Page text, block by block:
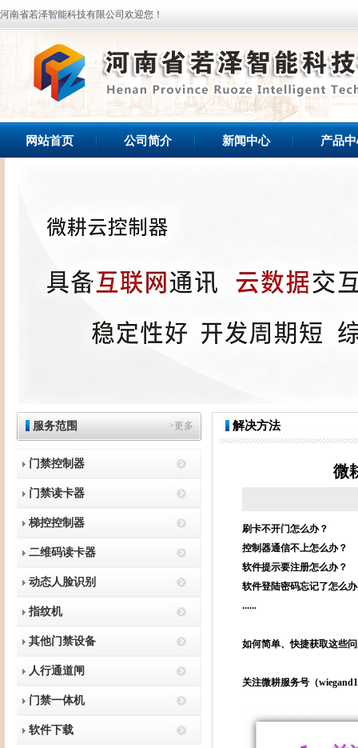
河南省若泽智能科技有限公司欢迎您！
网站首页 公司简介 新闻中心 产品
服务范围 >更多
门禁控制器
门禁读卡器
梯控控制器
二维码读卡器
动态人脸识别
指纹机
其他门禁设备
人行通道闸
门禁一体机
软件下载
解决方法
微
刷卡不开门怎么办？
控制器通信不上怎么办？
软件提示要注册怎么办？
软件登陆密码忘记了怎么
......
如何简单、快捷获取这些
关注微耕服务号（